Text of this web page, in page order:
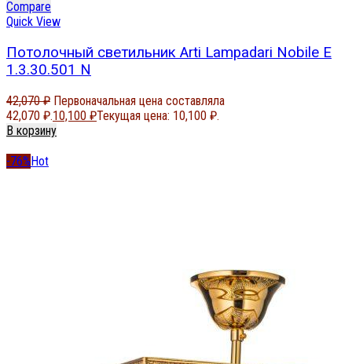
Compare
Quick View
Потолочный светильник Arti Lampadari Nobile E
1.3.30.501 N
42,070₽ Первоначальная цена составляла
42,070 ₽.10,100 ₽Текущая цена: 10,100 ₽.
В корзину
-76%Hot